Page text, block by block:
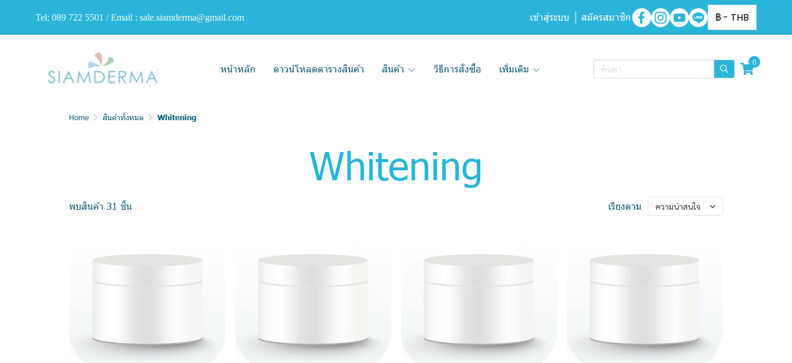
Tel: 089 722 5501 / Email : sale.siamderma@gmail.com เข้าสู่ระบบ สมัครสมาชิก ฿ - THB
หน้าหลัก ดาวน์โหลดตารางสินค้า สินค้า วิธีการสั่งซื้อ เพิ่มเติม
0
Home สินค้าทั้งหมด Whitening
Whitening
พบสินค้า 31 ชิ้น เรียงตาม ความน่าสนใจ